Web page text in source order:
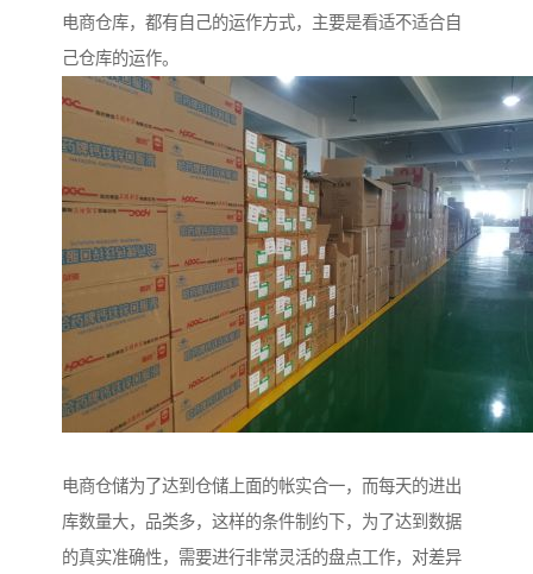
电商仓库，都有自己的运作方式，主要是看适不适合自
己仓库的运作。
电商仓储为了达到仓储上面的帐实合一，而每天的进出
库数量大，品类多，这样的条件制约下，为了达到数据
的真实准确性，需要进行非常灵活的盘点工作，对差异